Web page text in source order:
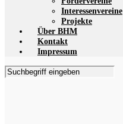
Interessenvereine
Projekte
Über BHM
Kontakt
Impressum